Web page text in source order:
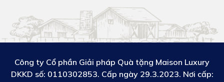
Công ty Cổ phần Giải pháp Quà tặng Maison Luxury
DKKD số: 0110302853. Cấp ngày 29.3.2023. Nơi cấp: